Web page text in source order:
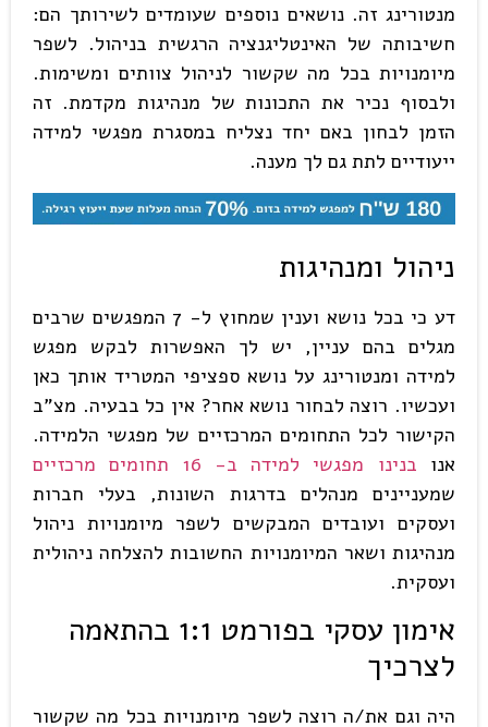
מנטורינג זה. נושאים נוספים שעומדים לשירותך הם:
חשיבותה של האינטליגנציה הרגשית בניהול. לשפר
מיומנויות בכל מה שקשור לניהול צוותים ומשימות.
ולבסוף נכיר את התכונות של מנהיגות מקדמת. זה
הזמן לבחון באם יחד נצליח במסגרת מפגשי למידה
ייעודיים לתת גם לך מענה.
ניהול ומנהיגות
דע כי בכל נושא וענין שמחוץ ל- 7 המפגשים שרבים
מגלים בהם עניין, יש לך האפשרות לבקש מפגש
למידה ומנטורינג על נושא ספציפי המטריד אותך כאן
ועכשיו. רוצה לבחור נושא אחר? אין כל בבעיה. מצ"ב
הקישור לכל התחומים המרכזיים של מפגשי הלמידה.
אנו בנינו מפגשי למידה ב- 16 תחומים מרכזיים
שמעניינים מנהלים בדרגות השונות, בעלי חברות
ועסקים ועובדים המבקשים לשפר מיומנויות ניהול
מנהיגות ושאר המיומנויות החשובות להצלחה ניהולית
ועסקית.
אימון עסקי בפורמט 1:1 בהתאמה
לצרכיך
היה וגם את/ה רוצה לשפר מיומנויות בכל מה שקשור